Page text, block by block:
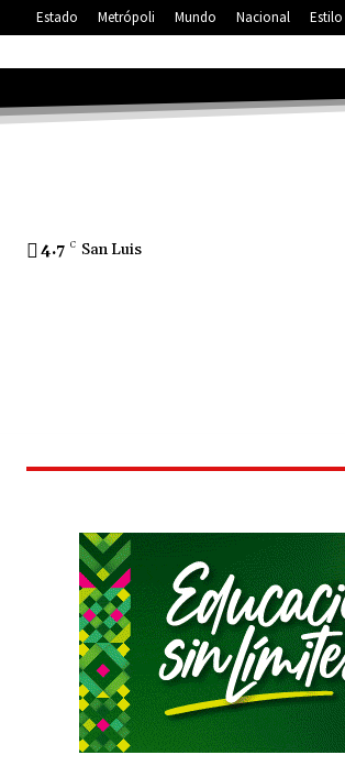
Estado Metrópoli Mundo Nacional Estilo
4.7 C San Luis